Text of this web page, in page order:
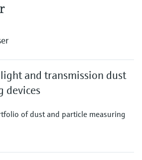
and transmission dust
devices
of dust and particle measuring